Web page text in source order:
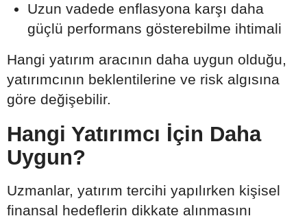
Uzun vadede enflasyona karşı daha
güçlü performans gösterebilme ihtimali
Hangi yatırım aracının daha uygun olduğu,
yatırımcının beklentilerine ve risk algısına
göre değişebilir.
Hangi Yatırımcı İçin Daha
Uygun?
Uzmanlar, yatırım tercihi yapılırken kişisel
finansal hedeflerin dikkate alınmasını